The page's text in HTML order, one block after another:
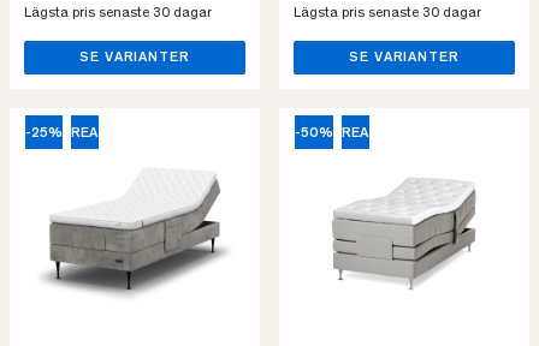
Lägsta pris senaste 30 dagar
SE VARIANTER
Lägsta pris senaste 30 dagar
SE VARIANTER
-25% REA -50% REA